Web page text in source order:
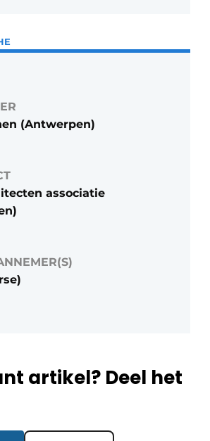
(Antwerpen)
associatie
artikel? Deel het